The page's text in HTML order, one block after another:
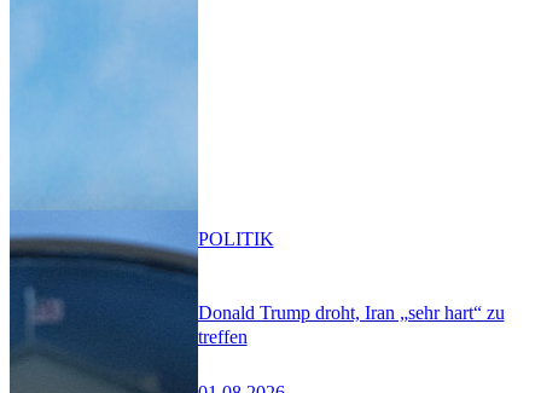
Donald Trump droht, Iran „sehr hart“ zu
treffen
POLITIK